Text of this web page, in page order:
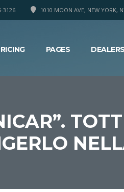
1010 MOON AVE, NEW YORK,
3126
PAGES DEALERS